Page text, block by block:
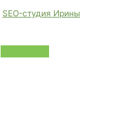
SEO-студия Ирины